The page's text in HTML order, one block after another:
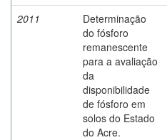
2011
Determinação
do fósforo
remanescente
para a avaliação
da
disponibilidade
de fósforo em
solos do Estado
do Acre.